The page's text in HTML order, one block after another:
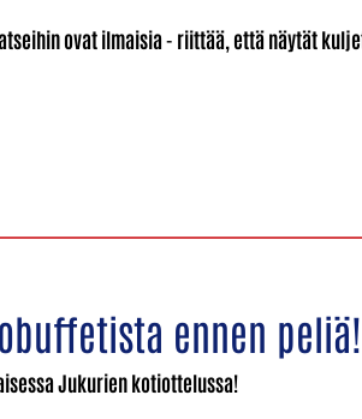
ovat ilmaisia - riittää, että näytät
ennen peliä!
Jukurien kotiottelussa!